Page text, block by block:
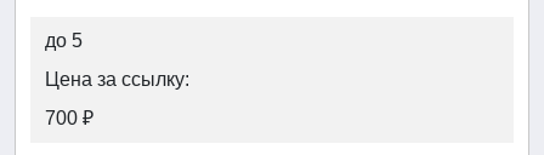
до 5
Цена за ссылку:
700 ₽